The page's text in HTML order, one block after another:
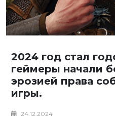
2024 год стал
геймеры начали
эрозией права
игры.
24.12.2024